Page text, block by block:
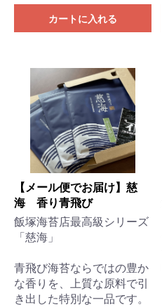
カートに入れる
【メール便でお届け】慈
海 香り青飛び
飯塚海苔店最高級シリーズ
「慈海」
青飛び海苔ならではの豊か
な香りを、上質な原料で引
き出した特別な一品です。